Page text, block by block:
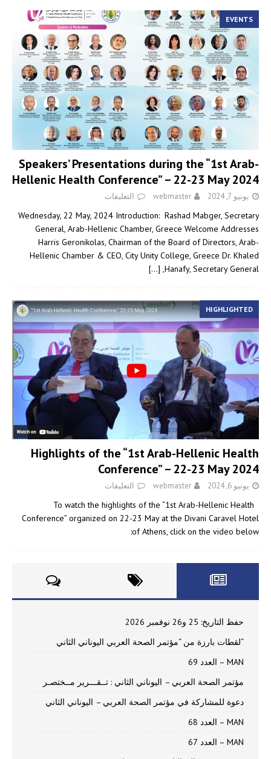
EVENTS
Speakers’ Presentations during the “1st Arab-
Hellenic Health Conference” – 22-23 May 2024
يونيو 7, 2024 webmaster التعليقات
Wednesday, 22 May, 2024 Introduction: Rashad Mabger, Secretary
General, Arab-Hellenic Chamber, Greece Welcome Addresses
Harris Geronikolas, Chairman of the Board of Directors, Arab-
Hellenic Chamber & CEO, City Unity College, Greece Dr. Khaled
Hanafy, Secretary General,
[…]
HIGHLIGHTED
Highlights of the “1st Arab-Hellenic Health
Conference” – 22-23 May 2024
يونيو 6, 2024 webmaster التعليقات
To watch the highlights of the “1st Arab-Hellenic Health
Conference” organized on 22-23 May at the Divani Caravel Hotel
of Athens, click on the video below:
حفظ التاريخ: 25 و26 نوفمبر 2026
“لقطات بارزة من “مؤتمر الصحة العربي اليوناني الثاني
MAN – العدد 69
مؤتمر الصحة العربي – اليوناني الثاني : تــقـــرير مــختصـر
دعوة للمشاركة في مؤتمر الصحة العربي – اليوناني الثاني
MAN – العدد 68
MAN – العدد 67